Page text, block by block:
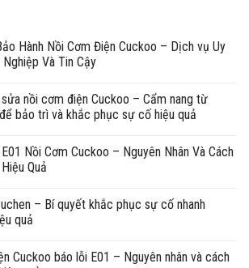
Hành Nồi Cơm Điện Cuckoo – Dịch vụ Uy
Nghiệp Và Tin Cậy
nồi cơm điện Cuckoo – Cẩm nang từ
bảo trì và khắc phục sự cố hiệu quả
Nồi Cơm Cuckoo – Nguyên Nhân Và Cách
Quả
– Bí quyết khắc phục sự cố nhanh
quả
Cuckoo báo lỗi E01 – Nguyên nhân và cách